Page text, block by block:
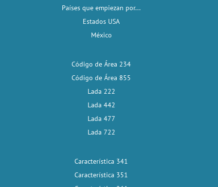
Países que empiezan por...
Estados USA
México
Código de Área 234
Código de Área 855
Lada 222
Lada 442
Lada 477
Lada 722
Característica 341
Característica 351